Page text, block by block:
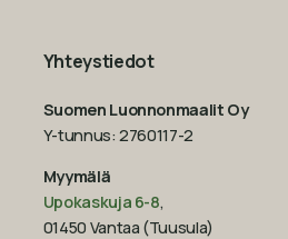
Yhteystiedot
Suomen Luonnonmaalit Oy
Y-tunnus: 2760117-2
Myymälä
Upokaskuja 6-8,
01450 Vantaa (Tuusula)